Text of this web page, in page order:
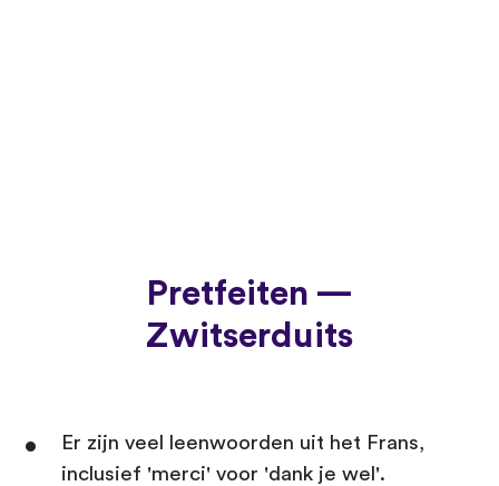
Pretfeiten —
Zwitserduits
Er zijn veel leenwoorden uit het Frans,
inclusief 'merci' voor 'dank je wel'.